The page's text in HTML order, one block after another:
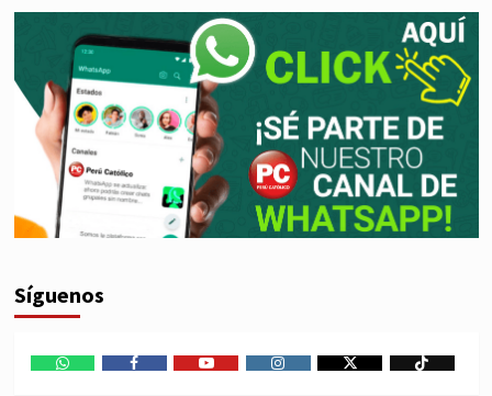
Síguenos